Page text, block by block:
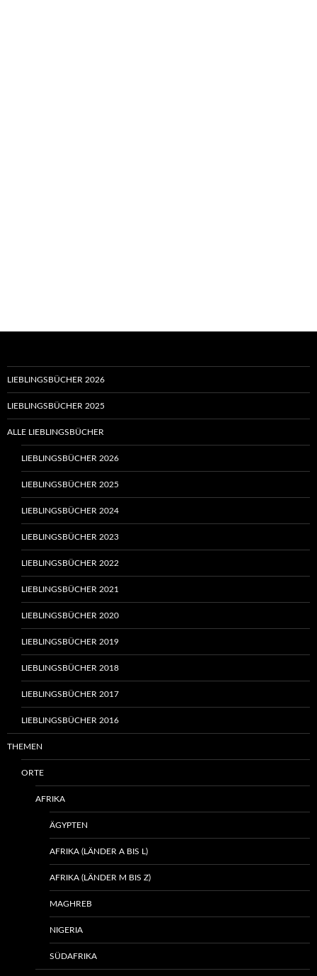
LIEBLINGSBÜCHER 2026
LIEBLINGSBÜCHER 2025
ALLE LIEBLINGSBÜCHER
LIEBLINGSBÜCHER 2026
LIEBLINGSBÜCHER 2025
LIEBLINGSBÜCHER 2024
LIEBLINGSBÜCHER 2023
LIEBLINGSBÜCHER 2022
LIEBLINGSBÜCHER 2021
LIEBLINGSBÜCHER 2020
LIEBLINGSBÜCHER 2019
LIEBLINGSBÜCHER 2018
LIEBLINGSBÜCHER 2017
LIEBLINGSBÜCHER 2016
THEMEN
ORTE
AFRIKA
ÄGYPTEN
AFRIKA (LÄNDER A BIS L)
AFRIKA (LÄNDER M BIS Z)
MAGHREB
NIGERIA
SÜDAFRIKA